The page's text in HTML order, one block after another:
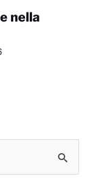
nella